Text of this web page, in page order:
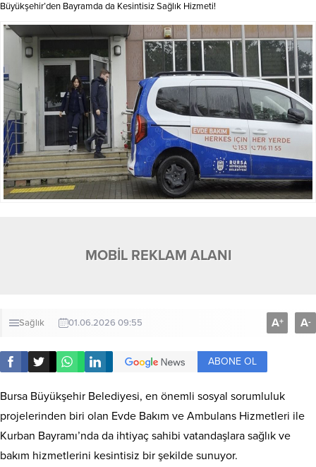
Büyükşehir’den Bayramda da Kesintisiz Sağlık Hizmeti!
MOBİL REKLAM ALANI
Sağlık 01.06.2026 09:55 A+ A-
ABONE OL
Bursa Büyükşehir Belediyesi, en önemli sosyal sorumluluk
projelerinden biri olan Evde Bakım ve Ambulans Hizmetleri ile
Kurban Bayramı’nda da ihtiyaç sahibi vatandaşlara sağlık ve
bakım hizmetlerini kesintisiz bir şekilde sunuyor.